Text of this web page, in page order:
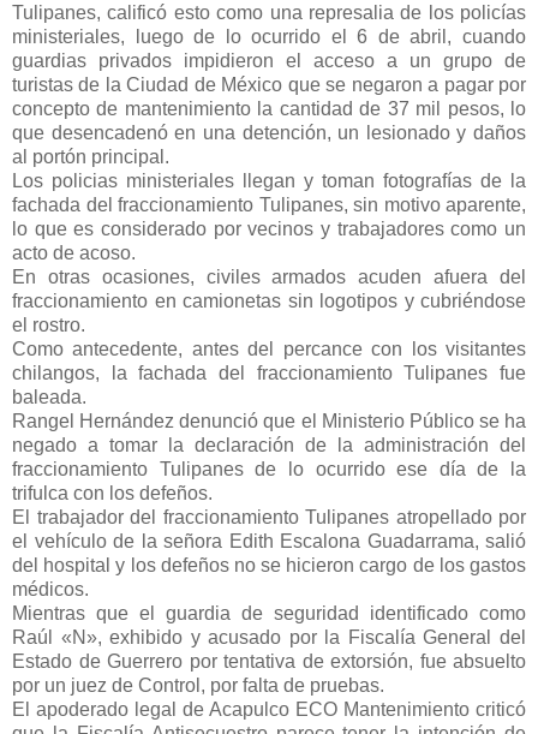
Tulipanes, calificó esto como una represalia de los policías
ministeriales, luego de lo ocurrido el 6 de abril, cuando
guardias privados impidieron el acceso a un grupo de
turistas de la Ciudad de México que se negaron a pagar por
concepto de mantenimiento la cantidad de 37 mil pesos, lo
que desencadenó en una detención, un lesionado y daños
al portón principal.
Los policias ministeriales llegan y toman fotografías de la
fachada del fraccionamiento Tulipanes, sin motivo aparente,
lo que es considerado por vecinos y trabajadores como un
acto de acoso.
En otras ocasiones, civiles armados acuden afuera del
fraccionamiento en camionetas sin logotipos y cubriéndose
el rostro.
Como antecedente, antes del percance con los visitantes
chilangos, la fachada del fraccionamiento Tulipanes fue
baleada.
Rangel Hernández denunció que el Ministerio Público se ha
negado a tomar la declaración de la administración del
fraccionamiento Tulipanes de lo ocurrido ese día de la
trifulca con los defeños.
El trabajador del fraccionamiento Tulipanes atropellado por
el vehículo de la señora Edith Escalona Guadarrama, salió
del hospital y los defeños no se hicieron cargo de los gastos
médicos.
Mientras que el guardia de seguridad identificado como
Raúl «N», exhibido y acusado por la Fiscalía General del
Estado de Guerrero por tentativa de extorsión, fue absuelto
por un juez de Control, por falta de pruebas.
El apoderado legal de Acapulco ECO Mantenimiento criticó